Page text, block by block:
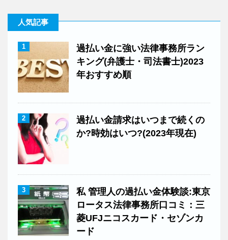
人気記事
1
過払い金に強い法律事務所ラン
キング(弁護士・司法書士)2023
年おすすめ順
2
過払い金請求はいつまで続くの
か?時効はいつ?(2023年現在)
3
私 管理人の過払い金体験談:東京
ロータス法律事務所口コミ：三
菱UFJニコスカード・セゾンカ
ード